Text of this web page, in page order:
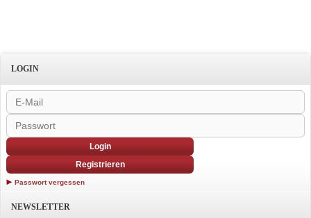
LOGIN
Login
Registrieren
Passwort vergessen
NEWSLETTER